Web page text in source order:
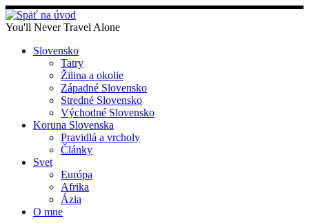
Skip
to
You'll Never Travel Alone
Slovensko
Tatry
Žilina a okolie
Západné Slovensko
Stredné Slovensko
Východné Slovensko
Koruna Slovenska
Pravidlá a vrcholy
Články
Svet
Európa
Afrika
Ázia
O mne